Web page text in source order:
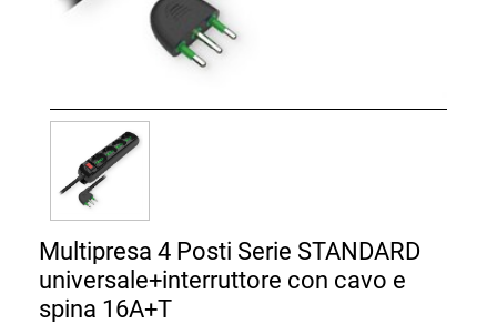
Multipresa 4 Posti Serie STANDARD
universale+interruttore con cavo e
spina 16A+T